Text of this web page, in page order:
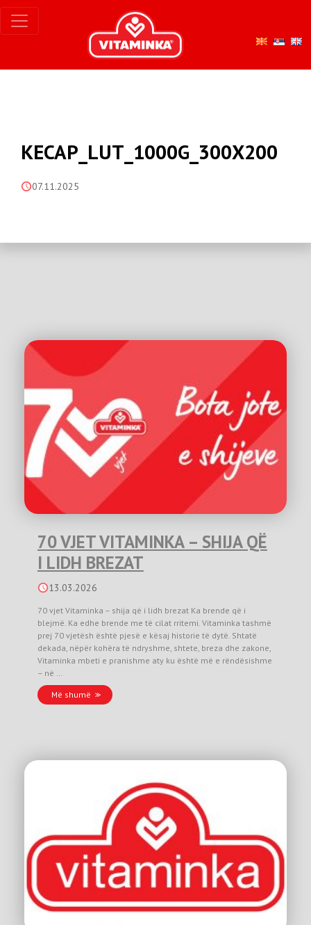
KECAP_LUT_1000G_300X200
07.11.2025
70 VJET VITAMINKA – SHIJA QË
I LIDH BREZAT
13.03.2026
70 vjet Vitaminka – shija që i lidh brezat Ka brende që i
blejmë. Ka edhe brende me të cilat rritemi. Vitaminka tashmë
prej 70 vjetësh është pjesë e kësaj historie të dytë. Shtatë
dekada, nëpër kohëra të ndryshme, shtete, breza dhe zakone,
Vitaminka mbeti e pranishme aty ku është më e rëndësishme
– në …
Më shumë